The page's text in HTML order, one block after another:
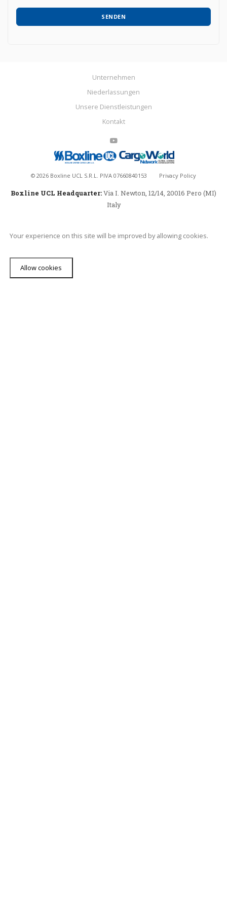
by any means (e.g. by email, fax, telephone, post, social network, sms,
whatsapp, etc).
SENDEN
Unternehmen
Niederlassungen
Unsere Dienstleistungen
Kontakt
©2026 Boxline UCL S.R.L. PIVA 07660840153 Privacy Policy
Boxline UCL Headquarter:Via I. Newton, 12/14, 20016 Pero (MI)
Italy
Your experience on this site will be improved by allowing cookies.
Allow cookies